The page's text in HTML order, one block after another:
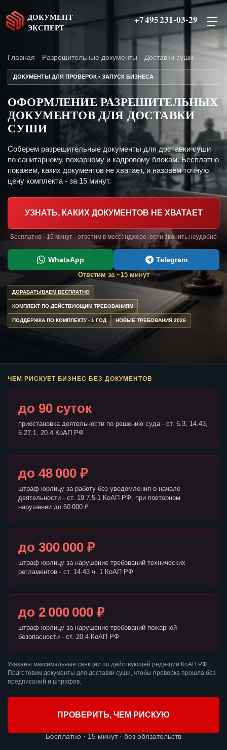
ДОКУМЕНТ
ЭКСПЕРТ
+7 495 231-03-29
Главная Разрешительные документы Доставки суши
ДОКУМЕНТЫ ДЛЯ ПРОВЕРОК • ЗАПУСК БИЗНЕСА
ОФОРМЛЕНИЕ РАЗРЕШИТЕЛЬНЫХ
ДОКУМЕНТОВ ДЛЯ ДОСТАВКИ
СУШИ
Соберем разрешительные документы для доставки суши
по санитарному, пожарному и кадровому блокам. Бесплатно
покажем, каких документов не хватает, и назовём точную
цену комплекта - за 15 минут.
УЗНАТЬ, КАКИХ ДОКУМЕНТОВ НЕ ХВАТАЕТ
Бесплатно · 15 минут · ответим в мессенджере, если звонить неудобно
WhatsApp Telegram
Ответим за ~15 минут
ДОРАБАТЫВАЕМ БЕСПЛАТНО
КОМПЛЕКТ ПО ДЕЙСТВУЮЩИМ ТРЕБОВАНИЯМ
ПОДДЕРЖКА ПО КОМПЛЕКТУ - 1 ГОД НОВЫЕ ТРЕБОВАНИЯ 2026
ЧЕМ РИСКУЕТ БИЗНЕС БЕЗ ДОКУМЕНТОВ
до 90 суток
приостановка деятельности по решению суда - ст. 6.3, 14.43,
5.27.1, 20.4 КоАП РФ
до 48 000 ₽
штраф юрлицу за работу без уведомления о начале
деятельности - ст. 19.7.5-1 КоАП РФ, при повторном
нарушении до 60 000 ₽
до 300 000 ₽
штраф юрлицу за нарушение требований технических
регламентов - ст. 14.43 ч. 1 КоАП РФ
до 2 000 000 ₽
штраф юрлицу за нарушение требований пожарной
безопасности - ст. 20.4 КоАП РФ
Указаны максимальные санкции по действующей редакции КоАП РФ.
Подготовим документы для доставки суши, чтобы проверка прошла без
предписаний и штрафов.
ПРОВЕРИТЬ, ЧЕМ РИСКУЮ
Бесплатно · 15 минут · без обязательств